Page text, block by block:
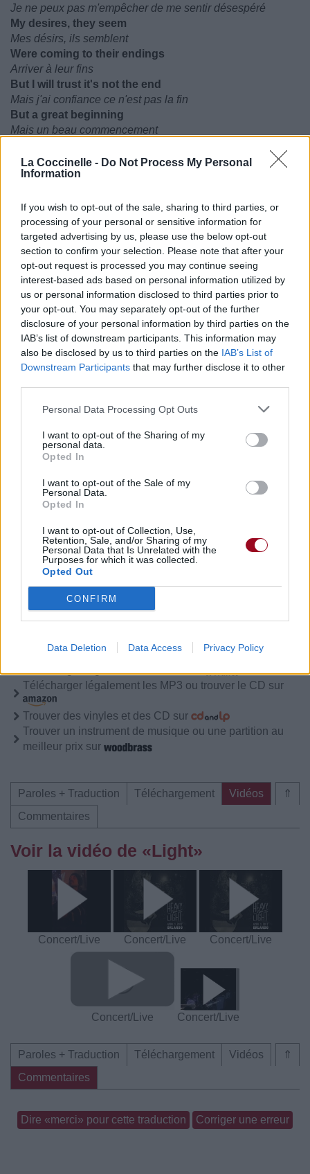
La Coccinelle - Do Not Process My Personal
Information
If you wish to opt-out of the sale, sharing to third parties, or
processing of your personal or sensitive information for
targeted advertising by us, please use the below opt-out
section to confirm your selection. Please note that after your
opt-out request is processed you may continue seeing
interest-based ads based on personal information utilized by
us or personal information disclosed to third parties prior to
your opt-out. You may separately opt-out of the further
disclosure of your personal information by third parties on the
IAB’s list of downstream participants. This information may
also be disclosed by us to third parties on the IAB’s List of
Downstream Participants that may further disclose it to other
Personal Data Processing Opt Outs
I want to opt-out of the Sharing of my
personal data.
Opted In
I want to opt-out of the Sale of my
Personal Data.
Opted In
I want to opt-out of Collection, Use,
Retention, Sale, and/or Sharing of my
Personal Data that Is Unrelated with the
Purposes for which it was collected.
Opted Out
CONFIRM
Data Deletion Data Access Privacy Policy
Je ne peux pas m'empêcher de me sentir désespéré
My desires, they seem
Mes désirs, ils semblent
Were coming to their endings
Arriver à leur fins
But I will trust it's not the end
Mais j'ai confiance ce n'est pas la fin
But a great beginning
Mais un beau commencement
Chanteurs :
The Rocket Summer
Paroles + Traduction Téléchargement
Vidéos
Commentaires
Vous aimez chanter, apprenez la guitare chez
Télécharger légalement les MP3 ou trouver le CD sur
Trouver des vinyles et des CD sur
Trouver un instrument de musique ou une partition au
meilleur prix sur
⇑
Paroles + Traduction Téléchargement
Vidéos
Commentaires
Voir la vidéo de «Light»
Concert/Live Concert/Live Concert/Live
Concert/Live Concert/Live
⇑
Paroles + Traduction Téléchargement
Vidéos
Commentaires
Dire «merci» pour cette traduction Corriger une erreur